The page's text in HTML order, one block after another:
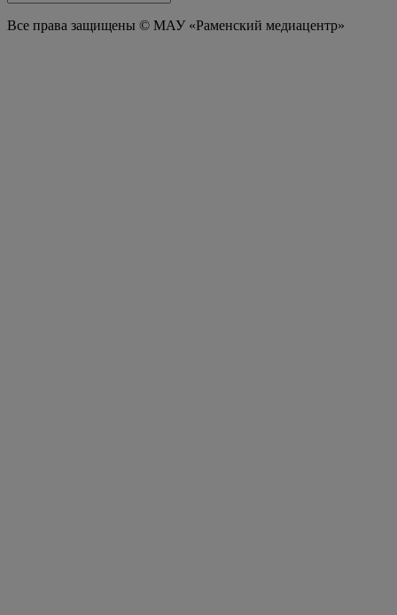
Все права защищены © МАУ «Раменский медиацентр»